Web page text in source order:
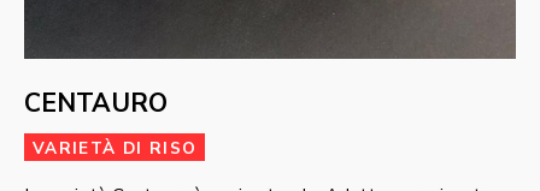
CENTAURO
VARIETÀ DI RISO